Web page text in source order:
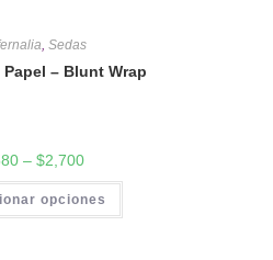
, Sedas
– Blunt Wrap
– $2,700
opciones